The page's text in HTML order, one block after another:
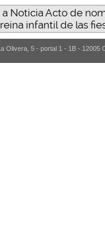
a Noticia Acto de
reina infantil de las
Olivera, 5 - portal 1 - 1B - 12005